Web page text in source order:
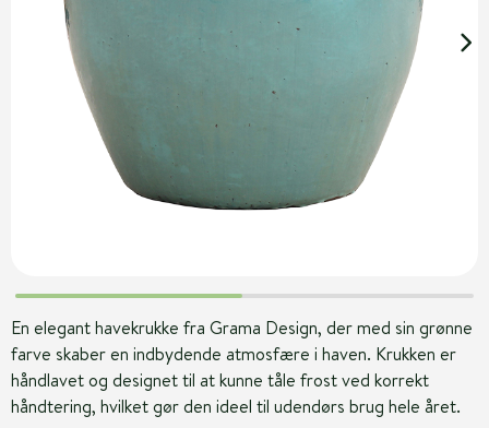
En elegant havekrukke fra Grama Design, der med sin grønne
farve skaber en indbydende atmosfære i haven. Krukken er
håndlavet og designet til at kunne tåle frost ved korrekt
håndtering, hvilket gør den ideel til udendørs brug hele året.